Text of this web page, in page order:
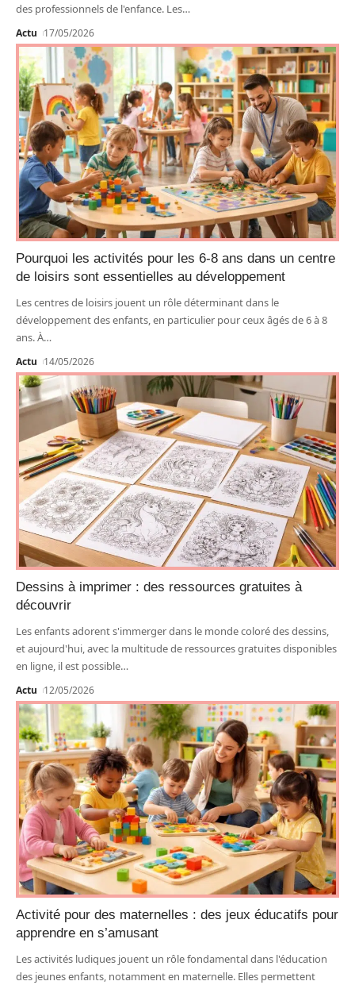
des professionnels de l'enfance. Les…
Actu 17/05/2026
Pourquoi les activités pour les 6-8 ans dans un centre
de loisirs sont essentielles au développement
Les centres de loisirs jouent un rôle déterminant dans le
développement des enfants, en particulier pour ceux âgés de 6 à 8
ans. À…
Actu 14/05/2026
Dessins à imprimer : des ressources gratuites à
découvrir
Les enfants adorent s'immerger dans le monde coloré des dessins,
et aujourd'hui, avec la multitude de ressources gratuites disponibles
en ligne, il est possible…
Actu 12/05/2026
Activité pour des maternelles : des jeux éducatifs pour
apprendre en s’amusant
Les activités ludiques jouent un rôle fondamental dans l'éducation
des jeunes enfants, notamment en maternelle. Elles permettent